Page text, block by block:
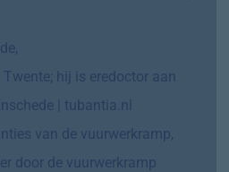
hij is eredoctor aan
| tubantia.nl
van de vuurwerkramp,
door de vuurwerkramp